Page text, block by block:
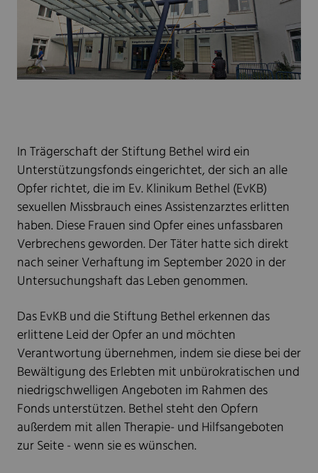
In Trägerschaft der Stiftung Bethel wird ein
Unterstützungsfonds eingerichtet, der sich an alle
Opfer richtet, die im Ev. Klinikum Bethel (EvKB)
sexuellen Missbrauch eines Assistenzarztes erlitten
haben. Diese Frauen sind Opfer eines unfassbaren
Verbrechens geworden. Der Täter hatte sich direkt
nach seiner Verhaftung im September 2020 in der
Untersuchungshaft das Leben genommen.
Das EvKB und die Stiftung Bethel erkennen das
erlittene Leid der Opfer an und möchten
Verantwortung übernehmen, indem sie diese bei der
Bewältigung des Erlebten mit unbürokratischen und
niedrigschwelligen Angeboten im Rahmen des
Fonds unterstützen. Bethel steht den Opfern
außerdem mit allen Therapie- und Hilfsangeboten
zur Seite - wenn sie es wünschen.